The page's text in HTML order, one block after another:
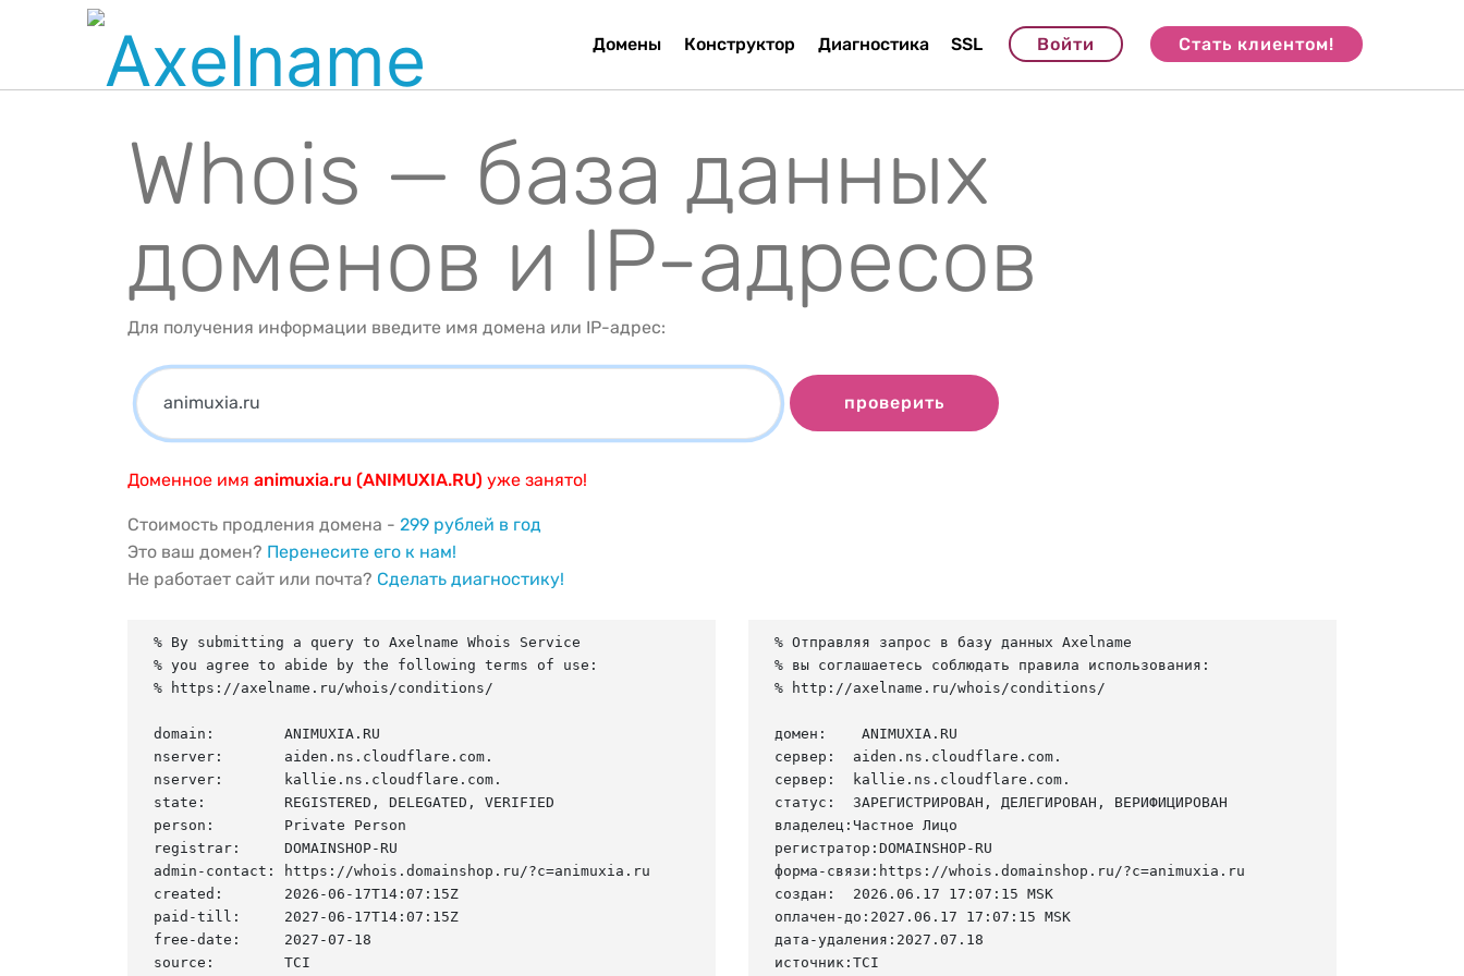
Домены Конструктор Диагностика SSL Войти Стать клиентом!
Whois — база данных
доменов и IP-адресов
Для получения информации введите имя домена или IP-адрес:
проверить
Доменное имя animuxia.ru (ANIMUXIA.RU) уже занято!
Стоимость продления домена - 299 рублей в год
Это ваш домен? Перенесите его к нам!
Не работает сайт или почта? Сделать диагностику!
% By submitting a query to Axelname Whois Service
% you agree to abide by the following terms of use:
% https://axelname.ru/whois/conditions/
domain:        ANIMUXIA.RU
nserver:       aiden.ns.cloudflare.com.
nserver:       kallie.ns.cloudflare.com.
state:         REGISTERED, DELEGATED, VERIFIED
person:        Private Person
registrar:     DOMAINSHOP-RU
admin-contact: https://whois.domainshop.ru/?c=animuxia.ru
created:       2026-06-17T14:07:15Z
paid-till:     2027-06-17T14:07:15Z
free-date:     2027-07-18
source:        TCI
% Отправляя запрос в базу данных Axelname
% вы соглашаетесь соблюдать правила использования:
% http://axelname.ru/whois/conditions/
домен:    ANIMUXIA.RU
сервер:  aiden.ns.cloudflare.com.
сервер:  kallie.ns.cloudflare.com.
статус:  ЗАРЕГИСТРИРОВАН, ДЕЛЕГИРОВАН, ВЕРИФИЦИРОВАН
владелец:Частное Лицо
регистратор:DOMAINSHOP-RU
форма-связи:https://whois.domainshop.ru/?c=animuxia.ru
создан:  2026.06.17 17:07:15 MSK
оплачен-до:2027.06.17 17:07:15 MSK
дата-удаления:2027.07.18
источник:TCI